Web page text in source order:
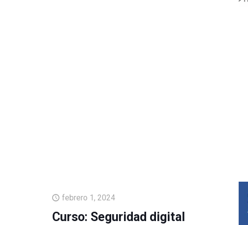
febrero 1, 2024
Curso: Seguridad digital